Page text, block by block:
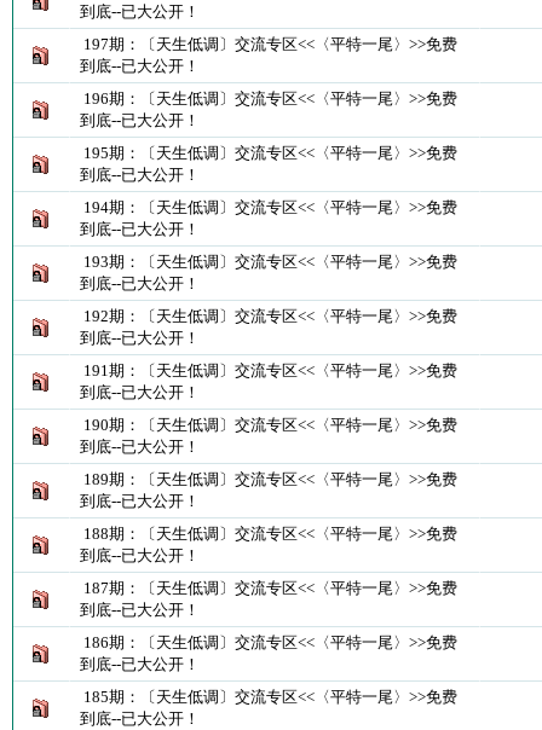
到底--已大公开！
197期：〔天生低调〕交流专区<<〈平特一尾〉>>免费
到底--已大公开！
196期：〔天生低调〕交流专区<<〈平特一尾〉>>免费
到底--已大公开！
195期：〔天生低调〕交流专区<<〈平特一尾〉>>免费
到底--已大公开！
194期：〔天生低调〕交流专区<<〈平特一尾〉>>免费
到底--已大公开！
193期：〔天生低调〕交流专区<<〈平特一尾〉>>免费
到底--已大公开！
192期：〔天生低调〕交流专区<<〈平特一尾〉>>免费
到底--已大公开！
191期：〔天生低调〕交流专区<<〈平特一尾〉>>免费
到底--已大公开！
190期：〔天生低调〕交流专区<<〈平特一尾〉>>免费
到底--已大公开！
189期：〔天生低调〕交流专区<<〈平特一尾〉>>免费
到底--已大公开！
188期：〔天生低调〕交流专区<<〈平特一尾〉>>免费
到底--已大公开！
187期：〔天生低调〕交流专区<<〈平特一尾〉>>免费
到底--已大公开！
186期：〔天生低调〕交流专区<<〈平特一尾〉>>免费
到底--已大公开！
185期：〔天生低调〕交流专区<<〈平特一尾〉>>免费
到底--已大公开！